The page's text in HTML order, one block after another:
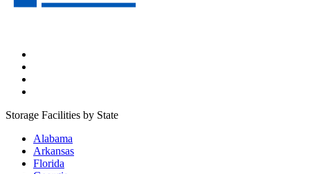
Storage Facilities by State
Alabama
Arkansas
Florida